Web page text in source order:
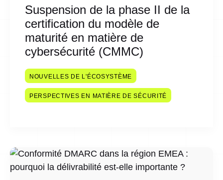
Suspension de la phase II de la
certification du modèle de
maturité en matière de
cybersécurité (CMMC)
NOUVELLES DE L'ÉCOSYSTÈME
PERSPECTIVES EN MATIÈRE DE SÉCURITÉ